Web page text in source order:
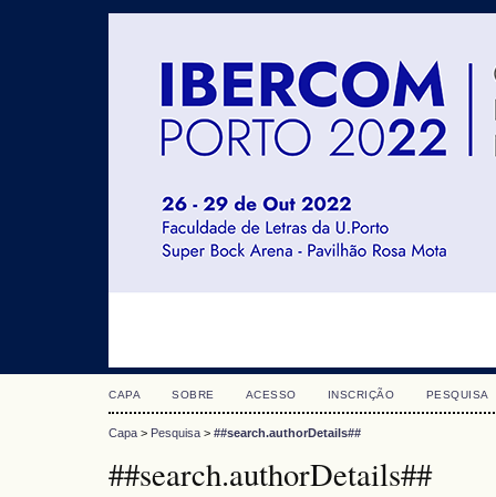
CAPA SOBRE ACESSO INSCRIÇÃO PESQUISA
Capa > Pesquisa > ##search.authorDetails##
##search.authorDetails##